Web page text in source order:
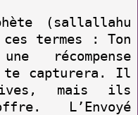
(sallallahu
termes : Ton
récompense
te capturera. Il
mais ils
L’Envoyé